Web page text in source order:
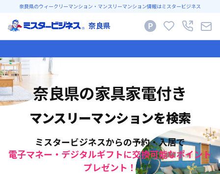
奈良県のウィークリーマンション・マンスリーマンション情報はミスタービジネス
奈良県
奈良県の家具家電付き
マンスリーマンションを検索
ミスタービジネスからの予約・入居で
電子マネー・デジタルギフトに交換可能なポイント
プレゼント！